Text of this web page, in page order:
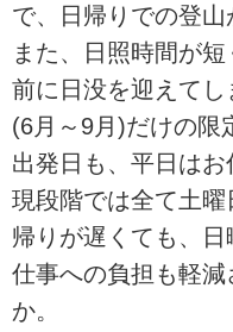
で、日帰りでの登山
また、日照時間が
前に日没を迎えて
(6月～9月)だけの限
出発日も、平日はお
現段階では全て土曜
帰りが遅くても、
仕事への負担も軽減
か。